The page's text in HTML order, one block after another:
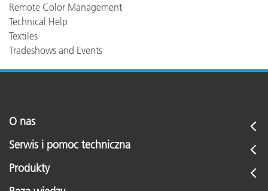
Remote Color Management
Technical Help
Textiles
Tradeshows and Events
O nas
Serwis i pomoc techniczna
Produkty